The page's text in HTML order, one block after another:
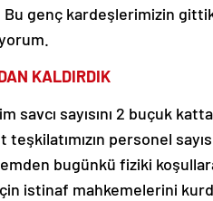
Bu genç kardeşlerimizin
KALDIRDIK
savcı sayısını 2 buçuk
personel
bugünkü fiziki
istinaf mahkemelerini